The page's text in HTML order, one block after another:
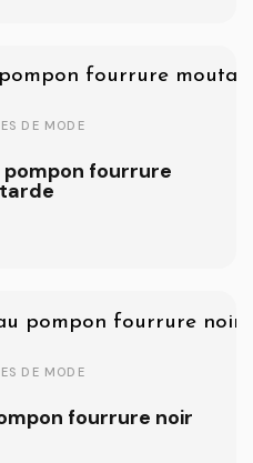
DE MODE
fourrure
DE MODE
fourrure noir